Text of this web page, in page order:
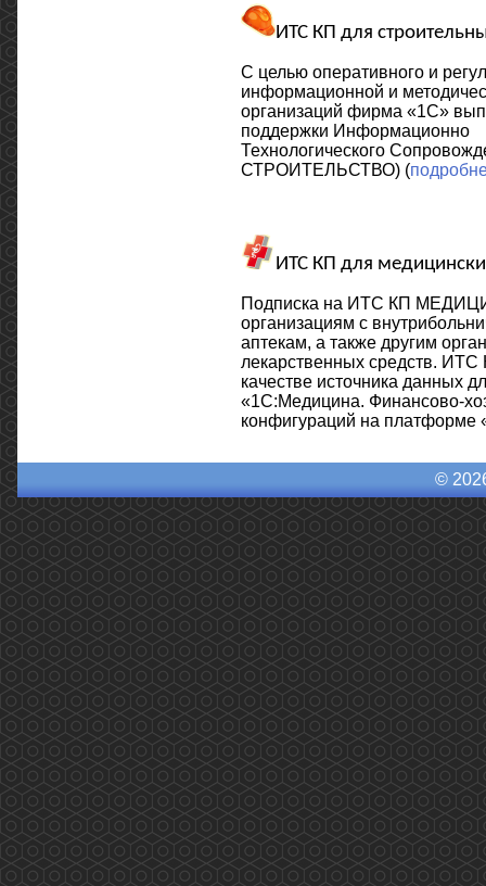
ИТС КП для
С целью оперативного и
информационной и
организаций фирма «1С»
поддержки Информационно
Технологического
СТРОИТЕЛЬСТВО) (
ИТС КП для
Подписка на ИТС КП
организациям с
аптекам, а также другим
лекарственных средств.
качестве источника данных
«1С:Медицина. Финансово-
конфигураций на платформе
©